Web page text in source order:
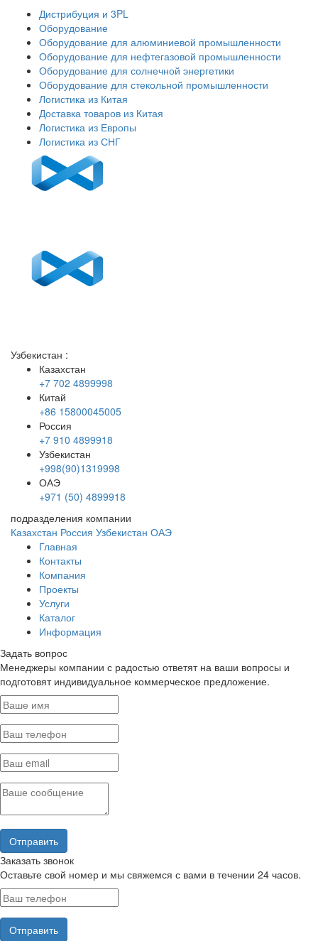
Дистрибуция и 3PL
Оборудование
Оборудование для алюминиевой промышленности
Оборудование для нефтегазовой промышленности
Оборудование для солнечной энергетики
Оборудование для стекольной промышленности
Логистика из Китая
Доставка товаров из Китая
Логистика из Европы
Логистика из СНГ
Узбекистан :
Казахстан
+7 702 4899998
Китай
+86 15800045005
Россия
+7 910 4899918
Узбекистан
+998(90)1319998
ОАЭ
+971 (50) 4899918
подразделения компании
Казахстан Россия Узбекистан ОАЭ
Главная
Контакты
Компания
Проекты
Услуги
Каталог
Информация
Задать вопрос
Менеджеры компании с радостью ответят на ваши вопросы и
подготовят индивидуальное коммерческое предложение.
Заказать звонок
Оставьте свой номер и мы свяжемся с вами в течении 24 часов.